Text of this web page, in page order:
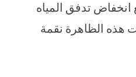
انخفاض تدفق المياه
هذه الظاهرة نقمة